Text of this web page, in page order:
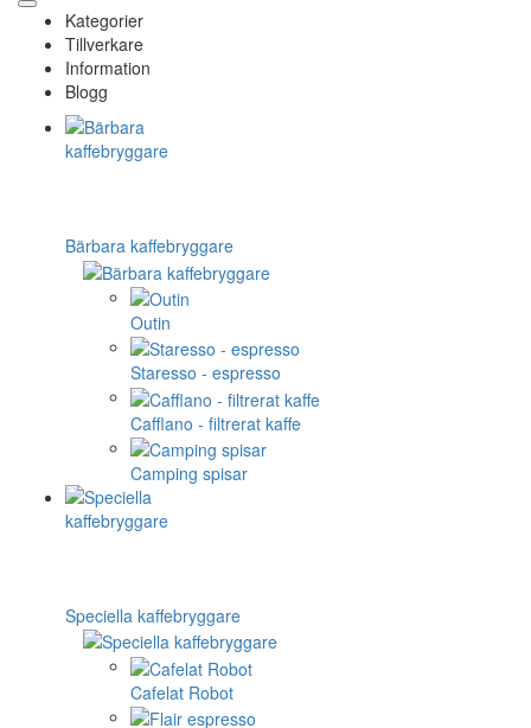
Kategorier
Tillverkare
Information
Blogg
Bärbara kaffebryggare
Outin
Staresso - espresso
Cafflano - filtrerat kaffe
Camping spisar
Speciella kaffebryggare
Cafelat Robot